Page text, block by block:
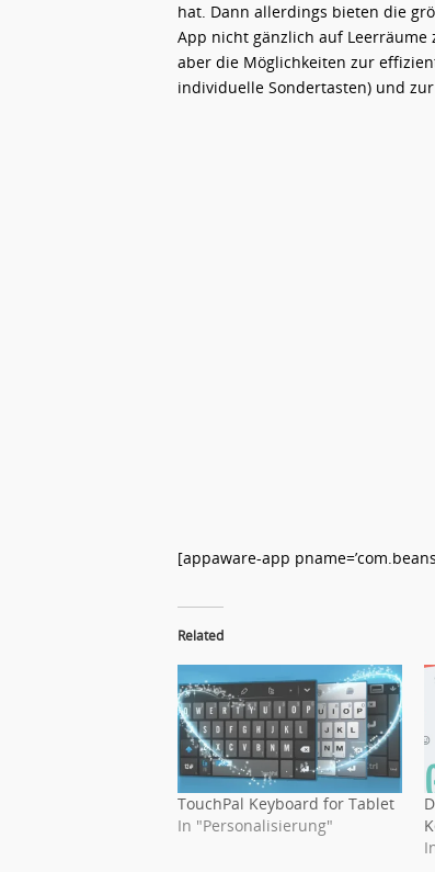
hat. Dann allerdings bieten die
App nicht gänzlich auf
aber die Möglichkeiten zur
individuelle Sondertasten) und
[appaware-app
Related
TouchPal Keyboard for Tablet
In "Personalisierung"